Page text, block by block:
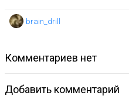
brain_drill
комментариев нет
Добавить комментарий